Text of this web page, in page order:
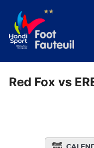
contenu
Red Fox vs